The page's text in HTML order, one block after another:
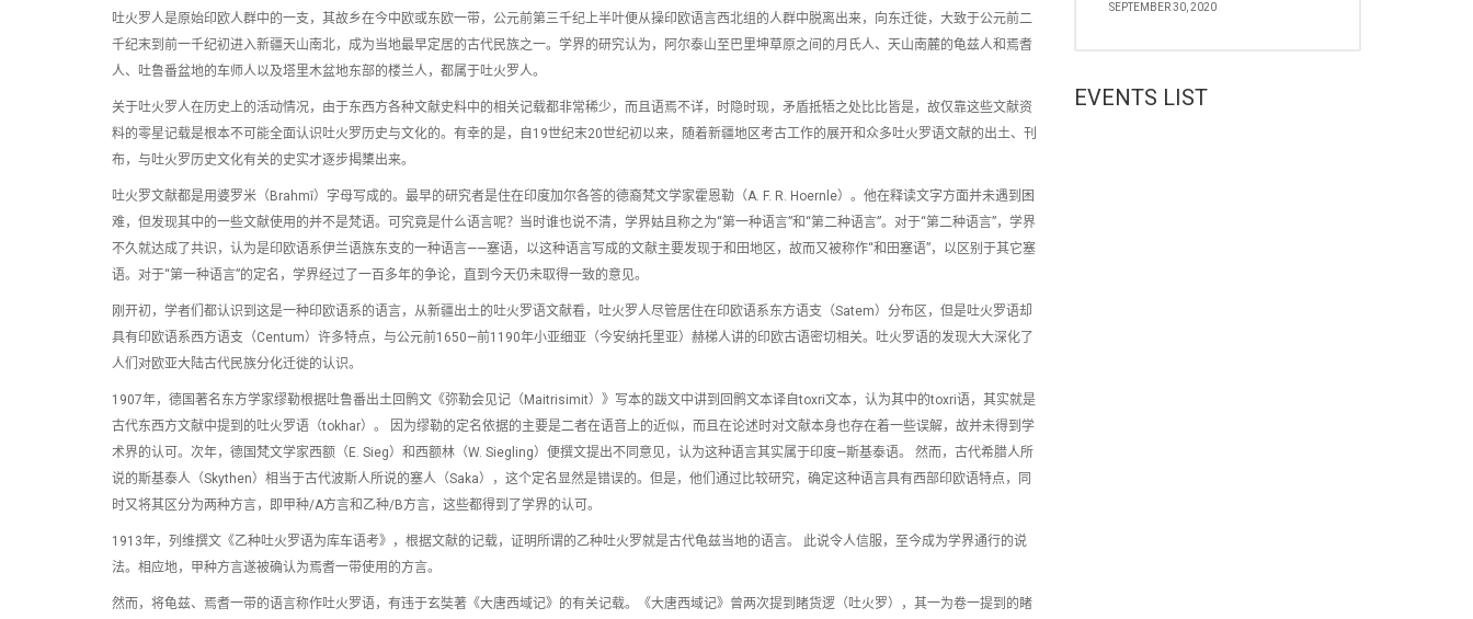
吐火罗人是原始印欧人群中的一支，其故乡在今中欧或东欧一带，公元前第三千纪上半叶便从操印欧语言西北组的人群中脱离出来，向东迁徙，大致于公元前二
千纪末到前一千纪初进入新疆天山南北，成为当地最早定居的古代民族之一。学界的研究认为，阿尔泰山至巴里坤草原之间的月氏人、天山南麓的龟兹人和焉耆
人、吐鲁番盆地的车师人以及塔里木盆地东部的楼兰人，都属于吐火罗人。
关于吐火罗人在历史上的活动情况，由于东西方各种文献史料中的相关记载都非常稀少，而且语焉不详，时隐时现，矛盾抵牾之处比比皆是，故仅靠这些文献资
料的零星记载是根本不可能全面认识吐火罗历史与文化的。有幸的是，自19世纪末20世纪初以来，随着新疆地区考古工作的展开和众多吐火罗语文献的出土、刊
布，与吐火罗历史文化有关的史实才逐步揭橥出来。
吐火罗文献都是用婆罗米（Brahmī）字母写成的。最早的研究者是住在印度加尔各答的德裔梵文学家霍恩勒（A. F. R. Hoernle）。他在释读文字方面并未遇到困
难，但发现其中的一些文献使用的并不是梵语。可究竟是什么语言呢？当时谁也说不清，学界姑且称之为“第一种语言”和“第二种语言”。对于“第二种语言”，学界
不久就达成了共识，认为是印欧语系伊兰语族东支的一种语言——塞语，以这种语言写成的文献主要发现于和田地区，故而又被称作“和田塞语”，以区别于其它塞
语。对于“第一种语言”的定名，学界经过了一百多年的争论，直到今天仍未取得一致的意见。
刚开初，学者们都认识到这是一种印欧语系的语言，从新疆出土的吐火罗语文献看，吐火罗人尽管居住在印欧语系东方语支（Satem）分布区，但是吐火罗语却
具有印欧语系西方语支（Centum）许多特点，与公元前1650—前1190年小亚细亚（今安纳托里亚）赫梯人讲的印欧古语密切相关。吐火罗语的发现大大深化了
人们对欧亚大陆古代民族分化迁徙的认识。
1907年，德国著名东方学家缪勒根据吐鲁番出土回鹘文《弥勒会见记（Maitrisimit）》写本的跋文中讲到回鹘文本译自toxri文本，认为其中的toxri语，其实就是
古代东西方文献中提到的吐火罗语（tokhar）。 因为缪勒的定名依据的主要是二者在语音上的近似，而且在论述时对文献本身也存在着一些误解，故并未得到学
术界的认可。次年，德国梵文学家西额（E. Sieg）和西额林（W. Siegling）便撰文提出不同意见，认为这种语言其实属于印度—斯基泰语。 然而，古代希腊人所
说的斯基泰人（Skythen）相当于古代波斯人所说的塞人（Saka），这个定名显然是错误的。但是，他们通过比较研究，确定这种语言具有西部印欧语特点，同
时又将其区分为两种方言，即甲种/A方言和乙种/B方言，这些都得到了学界的认可。
1913年，列维撰文《乙种吐火罗语为库车语考》，根据文献的记载，证明所谓的乙种吐火罗就是古代龟兹当地的语言。 此说令人信服，至今成为学界通行的说
法。相应地，甲种方言遂被确认为焉耆一带使用的方言。
然而，将龟兹、焉耆一带的语言称作吐火罗语，有违于玄奘著《大唐西域记》的有关记载。《大唐西域记》曾两次提到睹货逻（吐火罗），其一为卷一提到的睹
SEPTEMBER 30, 2020
EVENTS LIST